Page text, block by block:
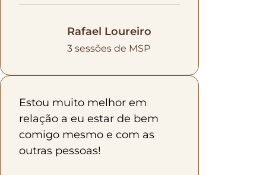
Rafael Loureiro
3 sessões de MSP
Estou muito melhor em
relação a eu estar de bem
comigo mesmo e com as
outras pessoas!